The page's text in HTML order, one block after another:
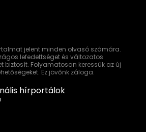
jelent minden olvasó számára.
lefedettséget és változatos
biztosít. Folyamatosan keressük az új
Ez jövőnk záloga.
hírportálok